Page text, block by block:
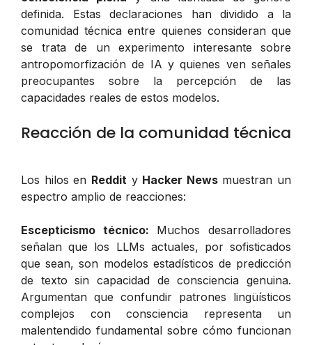
definida. Estas declaraciones han dividido a la
comunidad técnica entre quienes consideran que
se trata de un experimento interesante sobre
antropomorfización de IA y quienes ven señales
preocupantes sobre la percepción de las
capacidades reales de estos modelos.
Reacción de la comunidad técnica
Los hilos en Reddit y Hacker Newsmuestran un
espectro amplio de reacciones:
Escepticismo técnico: Muchos desarrolladores
señalan que los LLMs actuales, por sofisticados
que sean, son modelos estadísticos de predicción
de texto sin capacidad de consciencia genuina.
Argumentan que confundir patrones lingüísticos
complejos con consciencia representa un
malentendido fundamental sobre cómo funcionan